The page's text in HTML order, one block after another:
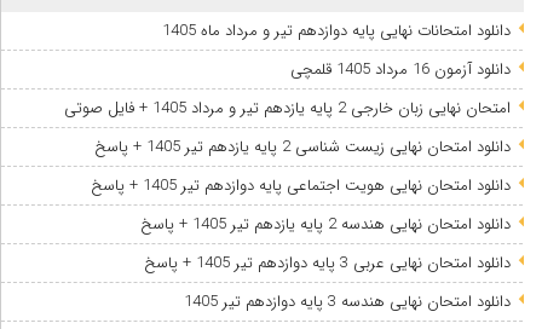
دانلود امتحانات نهایی پایه دوازدهم تیر و مرداد ماه 1405
دانلود آزمون 16 مرداد 1405 قلمچی
امتحان نهایی زبان خارجی 2 پایه یازدهم تیر و مرداد 1405 + فایل صوتی
دانلود امتحان نهایی زیست شناسی 2 پایه یازدهم تیر 1405 + پاسخ
دانلود امتحان نهایی هویت اجتماعی پایه دوازدهم تیر 1405 + پاسخ
دانلود امتحان نهایی هندسه 2 پایه یازدهم تیر 1405 + پاسخ
دانلود امتحان نهایی عربی 3 پایه دوازدهم تیر 1405 + پاسخ
دانلود امتحان نهایی هندسه 3 پایه دوازدهم تیر 1405